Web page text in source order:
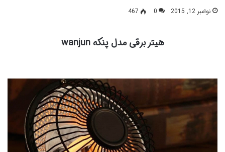
نوامبر 12, 2015 0
467
هیتر برقی مدل پنکه wanjun